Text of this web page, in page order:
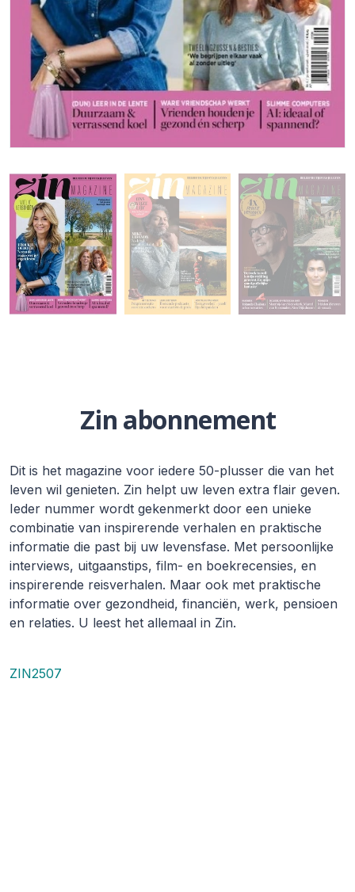
Zin abonnement
Dit is het magazine voor iedere 50-plusser die van het
leven wil genieten. Zin helpt uw leven extra flair geven.
Ieder nummer wordt gekenmerkt door een unieke
combinatie van inspirerende verhalen en praktische
informatie die past bij uw levensfase. Met persoonlijke
interviews, uitgaanstips, film- en boekrecensies, en
inspirerende reisverhalen. Maar ook met praktische
informatie over gezondheid, financiën, werk, pensioen
en relaties. U leest het allemaal in Zin.
ZIN2507